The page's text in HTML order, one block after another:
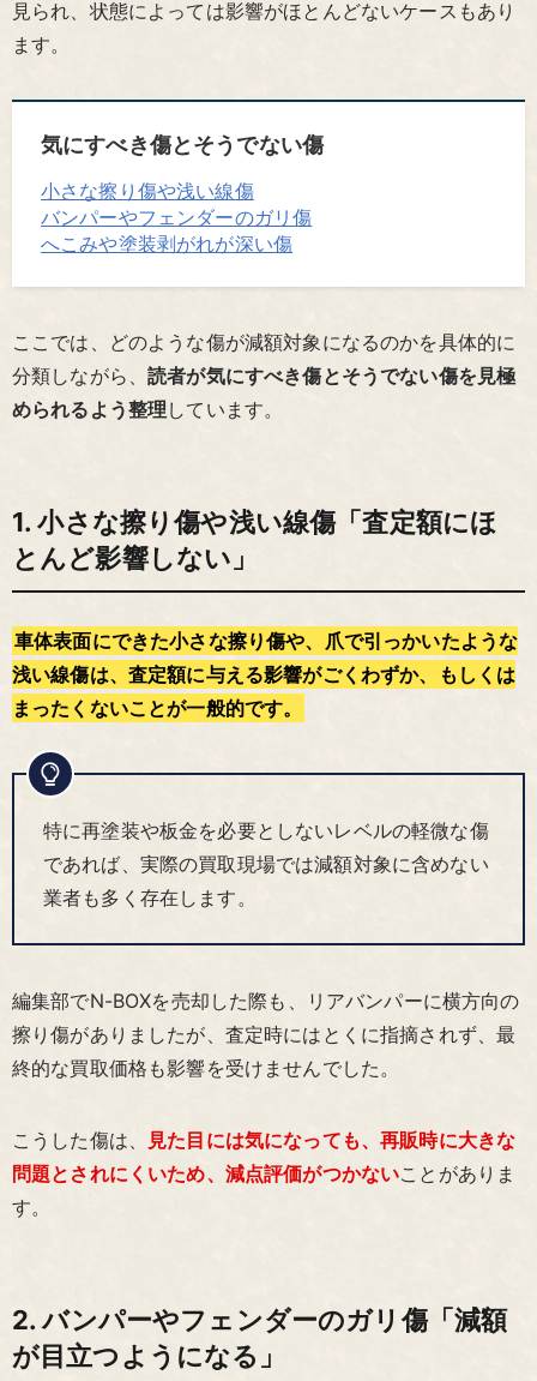
見られ、状態によっては影響がほとんどないケースもあり
ます。
気にすべき傷とそうでない傷
小さな擦り傷や浅い線傷
バンパーやフェンダーのガリ傷
へこみや塗装剥がれが深い傷
ここでは、どのような傷が減額対象になるのかを具体的に
分類しながら、読者が気にすべき傷とそうでない傷を見極
められるよう整理 しています。
1. 小さな擦り傷や浅い線傷「査定額にほ
とんど影響しない」
車体表面にできた小さな擦り傷や、爪で引っかいたような
浅い線傷は、査定額に与える影響がごくわずか、もしくは
まったくないことが一般的です。
特に再塗装や板金を必要としないレベルの軽微な傷
であれば、実際の買取現場では減額対象に含めない
業者も多く存在します。
編集部でN-BOXを売却した際も、リアバンパーに横方向の
擦り傷がありましたが、査定時にはとくに指摘されず、最
終的な買取価格も影響を受けませんでした。
こうした傷は、
見た目には気になっても、再販時に大きな
問題とされにくいため、減点評価がつかないことがありま
す。
2. バンパーやフェンダーのガリ傷「減額
が目立つようになる」